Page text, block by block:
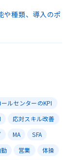
や種類、導入のポ
ールセンターのKPI
応対スキル改善
MA
SFA
営業
体操